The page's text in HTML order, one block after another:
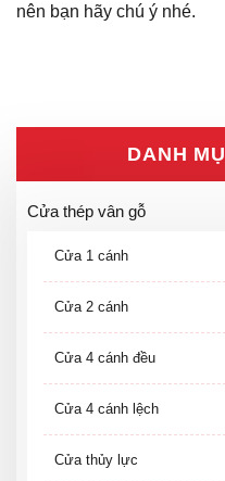
nên bạn hãy chú ý nhé.
DANH
Cửa thép vân gỗ
Cửa 1 cánh
Cửa 2 cánh
Cửa 4 cánh đều
Cửa 4 cánh lệch
Cửa thủy lực